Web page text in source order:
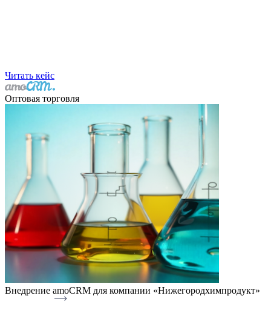
Читать кейс
Оптовая торговля
Внедрение amoCRM для компании «Нижегородхимпродукт»